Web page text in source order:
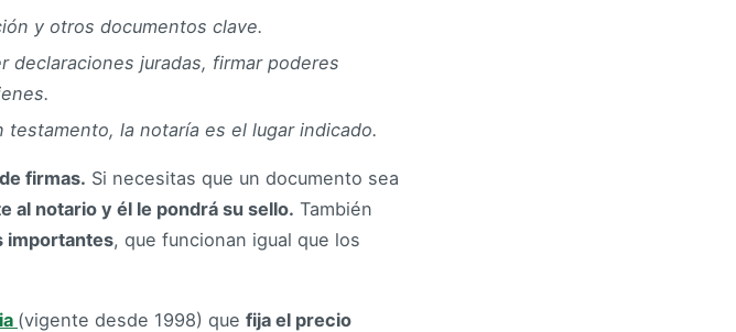
y otros documentos clave.
declaraciones juradas, firmar poderes
la notaría es el lugar indicado.
firmas. Si necesitas que un documento sea
al notario y él le pondrá su sello. También
importantes, que funcionan igual que los
(vigente desde 1998) que fija el precio